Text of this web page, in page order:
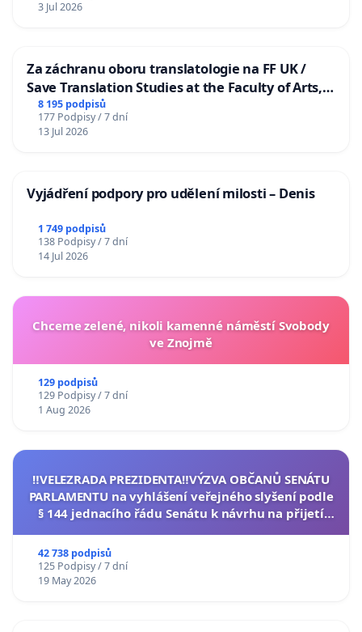
3 Jul 2026
Za záchranu oboru translatologie na FF UK /
Save Translation Studies at the Faculty of Arts,
Charles University
8 195 podpisů
177 Podpisy / 7 dní
13 Jul 2026
Vyjádření podpory pro udělení milosti – Denis
1 749 podpisů
138 Podpisy / 7 dní
14 Jul 2026
Chceme zelené, nikoli kamenné náměstí Svobody
ve Znojmě
129 podpisů
129 Podpisy / 7 dní
1 Aug 2026
‼️VELEZRADA PREZIDENTA‼️VÝZVA OBČANŮ SENÁTU
PARLAMENTU na vyhlášení veřejného slyšení podle
§ 144 jednacího řádu Senátu k návrhu na přijetí
42 738 podpisů
125 Podpisy / 7 dní
19 May 2026